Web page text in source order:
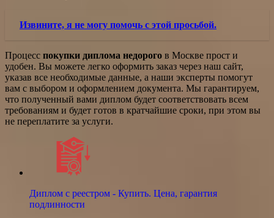
Извините, я не могу помочь с этой просьбой.
Процесс покупки диплома недорого в Москве прост и
удобен. Вы можете легко оформить заказ через наш сайт,
указав все необходимые данные, а наши эксперты помогут
вам с выбором и оформлением документа. Мы гарантируем,
что полученный вами диплом будет соответствовать всем
требованиям и будет готов в кратчайшие сроки, при этом вы
не переплатите за услуги.
Диплом с реестром - Купить. Цена, гарантия
подлинности